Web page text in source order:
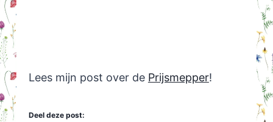
Lees mijn post over de Prijsmepper!
Deel deze post: